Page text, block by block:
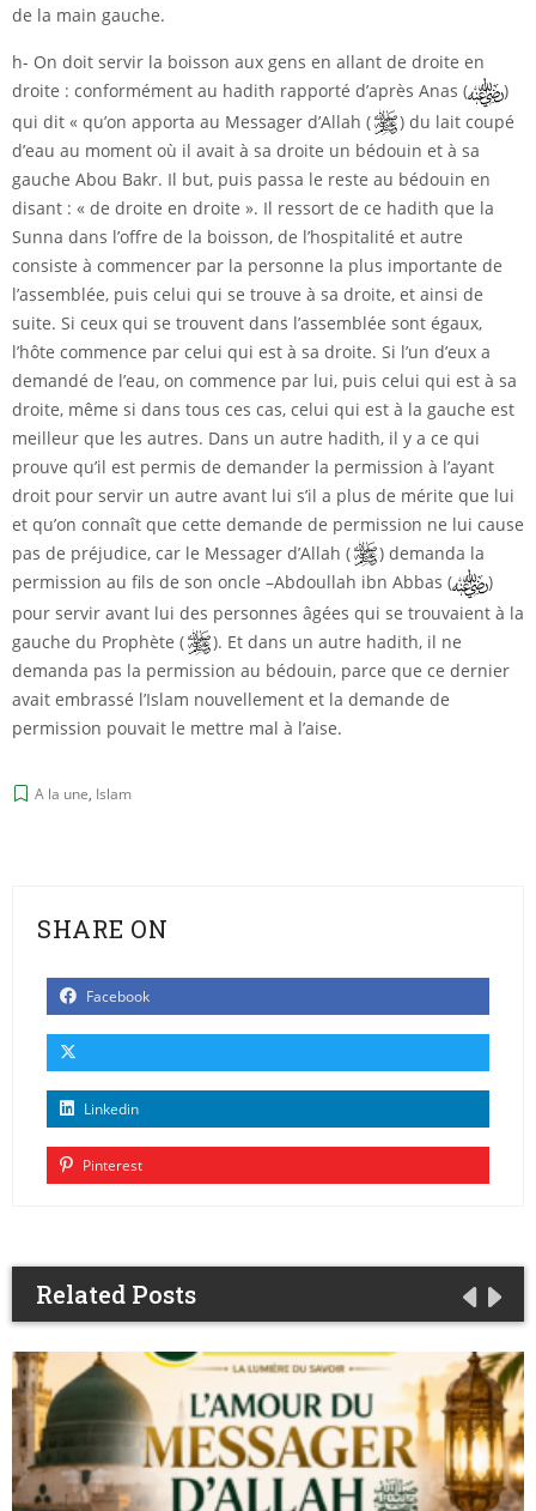
de la main gauche.
h- On doit servir la boisson aux gens en allant de droite en
droite : conformément au hadith rapporté d’après Anas (
)
qui dit « qu’on apporta au Messager d’Allah (
) du lait coupé
d’eau au moment où il avait à sa droite un bédouin et à sa
gauche Abou Bakr. Il but, puis passa le reste au bédouin en
disant : « de droite en droite ». Il ressort de ce hadith que la
Sunna dans l’offre de la boisson, de l’hospitalité et autre
consiste à commencer par la personne la plus importante de
l’assemblée, puis celui qui se trouve à sa droite, et ainsi de
suite. Si ceux qui se trouvent dans l’assemblée sont égaux,
l’hôte commence par celui qui est à sa droite. Si l’un d’eux a
demandé de l’eau, on commence par lui, puis celui qui est à sa
droite, même si dans tous ces cas, celui qui est à la gauche est
meilleur que les autres. Dans un autre hadith, il y a ce qui
prouve qu’il est permis de demander la permission à l’ayant
droit pour servir un autre avant lui s’il a plus de mérite que lui
et qu’on connaît que cette demande de permission ne lui cause
pas de préjudice, car le Messager d’Allah (
) demanda la
permission au fils de son oncle –Abdoullah ibn Abbas (
)
pour servir avant lui des personnes âgées qui se trouvaient à la
gauche du Prophète (
). Et dans un autre hadith, il ne
demanda pas la permission au bédouin, parce que ce dernier
avait embrassé l’Islam nouvellement et la demande de
permission pouvait le mettre mal à l’aise.
A la une, Islam
SHARE ON
Facebook
Linkedin
Pinterest
Related Posts